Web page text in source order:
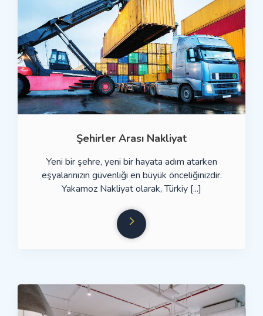
Şehirler Arası Nakliyat
Yeni bir şehre, yeni bir hayata adım atarken
eşyalarınızın güvenliği en büyük önceliğinizdir.
Yakamoz Nakliyat olarak, Türkiy [...]